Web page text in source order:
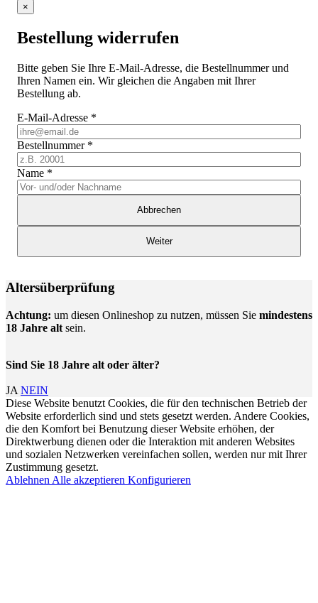
×
Bestellung widerrufen
Bitte geben Sie Ihre E-Mail-Adresse, die Bestellnummer und
Ihren Namen ein. Wir gleichen die Angaben mit Ihrer
Bestellung ab.
E-Mail-Adresse *
Bestellnummer *
Name *
Abbrechen
Weiter
Altersüberprüfung
Achtung: um diesen Onlineshop zu nutzen, müssen Sie mindestens
18 Jahre alt sein.
Sind Sie 18 Jahre alt oder älter?
JA NEIN
Diese Website benutzt Cookies, die für den technischen Betrieb der
Website erforderlich sind und stets gesetzt werden. Andere Cookies,
die den Komfort bei Benutzung dieser Website erhöhen, der
Direktwerbung dienen oder die Interaktion mit anderen Websites
und sozialen Netzwerken vereinfachen sollen, werden nur mit Ihrer
Zustimmung gesetzt.
Ablehnen Alle akzeptieren Konfigurieren